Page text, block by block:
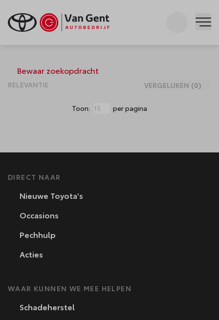
Zoeken
Occasions
Bewaar zoekopdracht
VERGELIJKEN (0)
Toon: per pagina
DIRECT NAAR
Nieuwe Toyota's
Occasions
Pechhulp
Acties
WAAR KUNNEN WE MEE HELPEN
Schadeherstel